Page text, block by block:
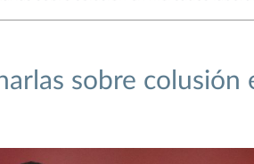
sobre colusión